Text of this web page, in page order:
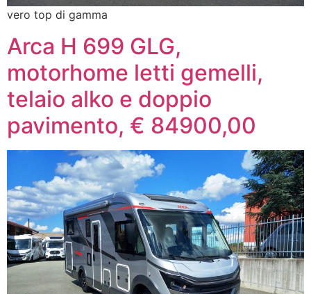
vero top di gamma
Arca H 699 GLG,
motorhome letti gemelli,
telaio alko e doppio
pavimento, € 84900,00